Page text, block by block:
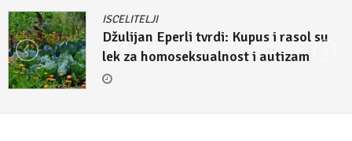
Kupus i rasol su
i autizam
BOLESTI
srca (VIDEO)